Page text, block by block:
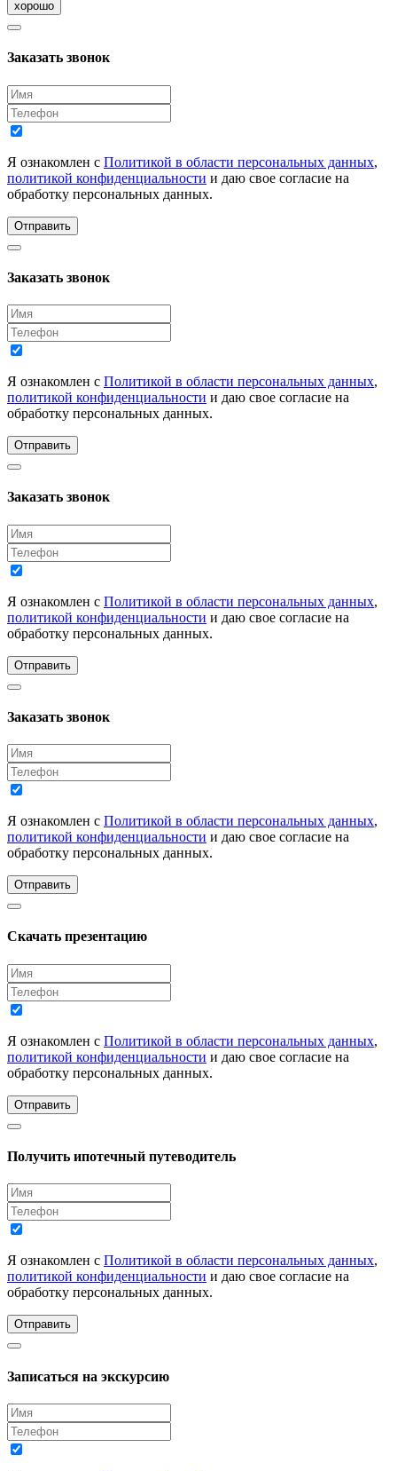
хорошо
Заказать звонок
Я ознакомлен с Политикой в области персональных данных,
политикой конфиденциальности и даю свое согласие на
обработку персональных данных.
Отправить
Заказать звонок
Я ознакомлен с Политикой в области персональных данных,
политикой конфиденциальности и даю свое согласие на
обработку персональных данных.
Отправить
Заказать звонок
Я ознакомлен с Политикой в области персональных данных,
политикой конфиденциальности и даю свое согласие на
обработку персональных данных.
Отправить
Заказать звонок
Я ознакомлен с Политикой в области персональных данных,
политикой конфиденциальности и даю свое согласие на
обработку персональных данных.
Отправить
Скачать презентацию
Я ознакомлен с Политикой в области персональных данных,
политикой конфиденциальности и даю свое согласие на
обработку персональных данных.
Отправить
Получить ипотечный путеводитель
Я ознакомлен с Политикой в области персональных данных,
политикой конфиденциальности и даю свое согласие на
обработку персональных данных.
Отправить
Записаться на экскурсию